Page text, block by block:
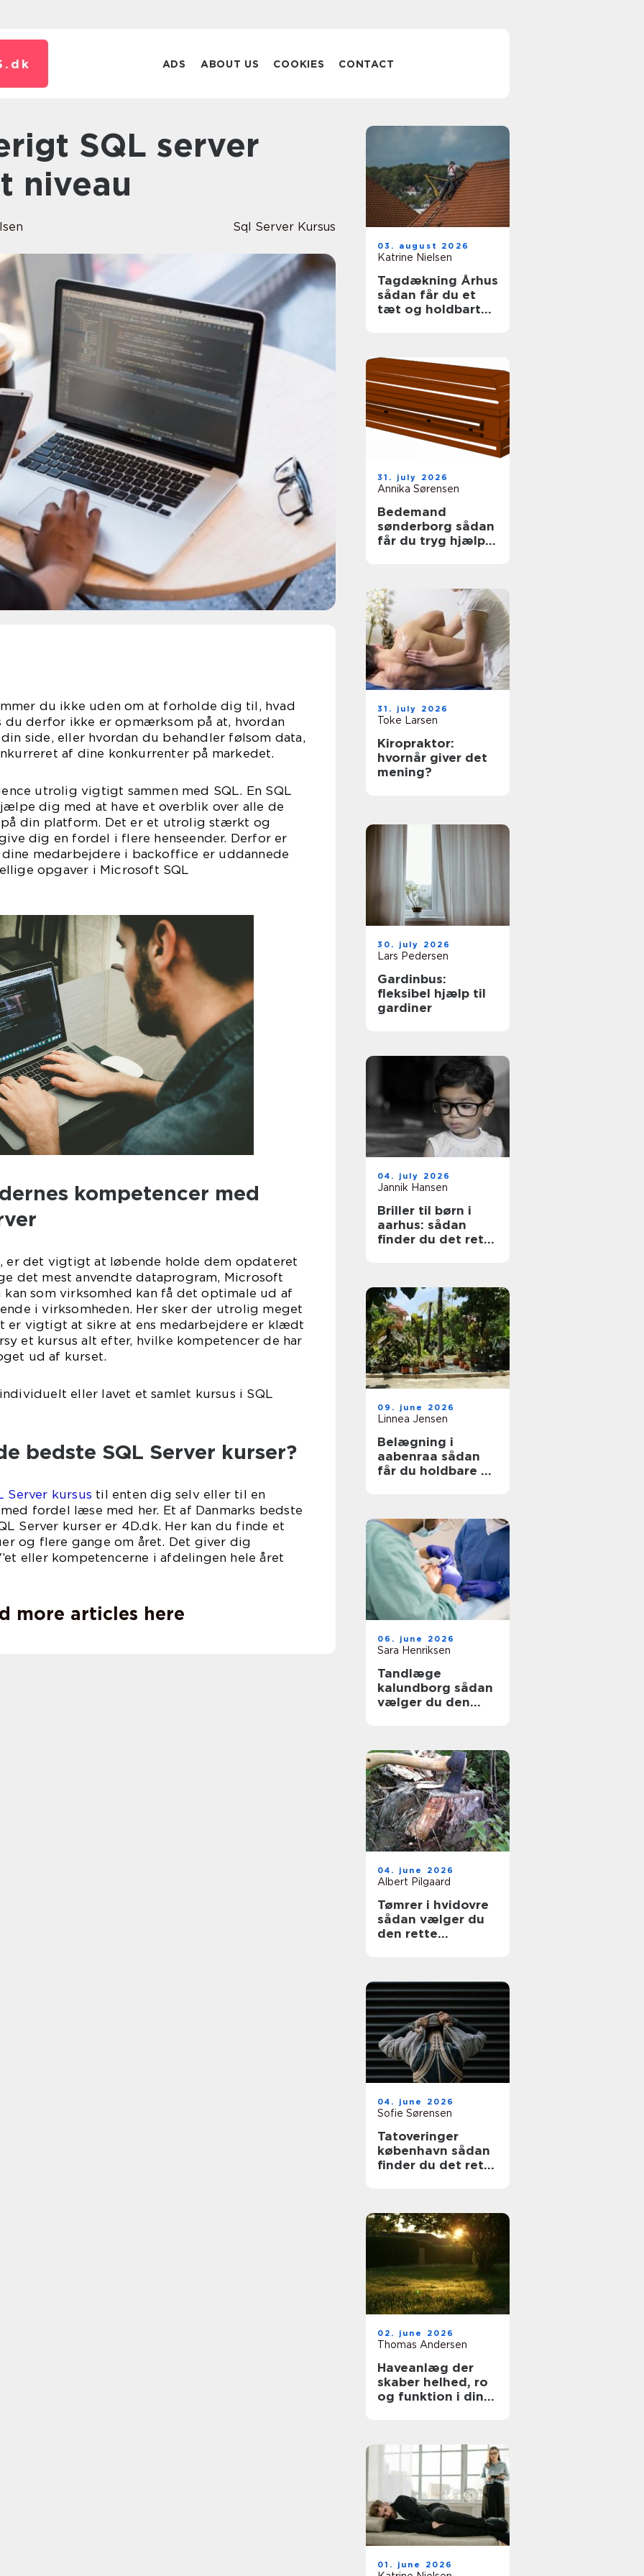
dk ADS ABOUT US COOKIES CONTACT
niveau
Sql Server Kursus
du ikke uden om at forholde dig til, hvad
du derfor ikke er opmærksom på at, hvordan
side, eller hvordan du behandler følsom data,
af dine konkurrenter på markedet.
utrolig vigtigt sammen med SQL. En SQL
dig med at have et overblik over alle de
din platform. Det er et utrolig stærkt og
dig en fordel i flere henseender. Derfor er
medarbejdere i backoffice er uddannede
opgaver i Microsoft SQL
kompetencer med
er det vigtigt at løbende holde dem opdateret
det mest anvendte dataprogram, Microsoft
kan som virksomhed kan få det optimale ud af
i virksomheden. Her sker der utrolig meget
er vigtigt at sikre at ens medarbejdere er klædt
et kursus alt efter, hvilke kompetencer de har
ud af kurset.
eller lavet et samlet kursus i SQL
bedste SQL Server kurser?
Server kursus til enten dig selv eller til en
fordel læse med her. Et af Danmarks bedste
Server kurser er 4D.dk. Her kan du finde et
og flere gange om året. Det giver dig
eller kompetencerne i afdelingen hele året
more articles here
03. august 2026
Katrine Nielsen
Tagdækning Århus
sådan får du et
tæt og holdbart
31. july 2026
Annika Sørensen
Bedemand
sønderborg sådan
får du tryg hjælp i
31. july 2026
Toke Larsen
Kiropraktor:
hvornår giver det
mening?
30. july 2026
Lars Pedersen
Gardinbus:
fleksibel hjælp til
gardiner
04. july 2026
Jannik Hansen
Briller til børn i
aarhus: sådan
finder du det rette
09. june 2026
Linnea Jensen
Belægning i
aabenraa sådan
får du holdbare og
06. june 2026
Sara Henriksen
Tandlæge
kalundborg sådan
vælger du den
04. june 2026
Albert Pilgaard
Tømrer i hvidovre
sådan vælger du
den rette
04. june 2026
Sofie Sørensen
Tatoveringer
københavn sådan
finder du det rette
02. june 2026
Thomas Andersen
Haveanlæg der
skaber helhed, ro
og funktion i din
01. june 2026